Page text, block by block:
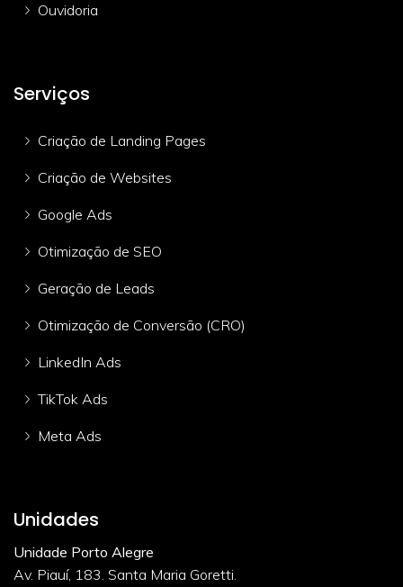
Ouvidoria
Serviços
Criação de Landing Pages
Criação de Websites
Google Ads
Otimização de SEO
Geração de Leads
Otimização de Conversão (CRO)
LinkedIn Ads
TikTok Ads
Meta Ads
Unidades
Unidade Porto Alegre
Av. Piauí, 183. Santa Maria Goretti.